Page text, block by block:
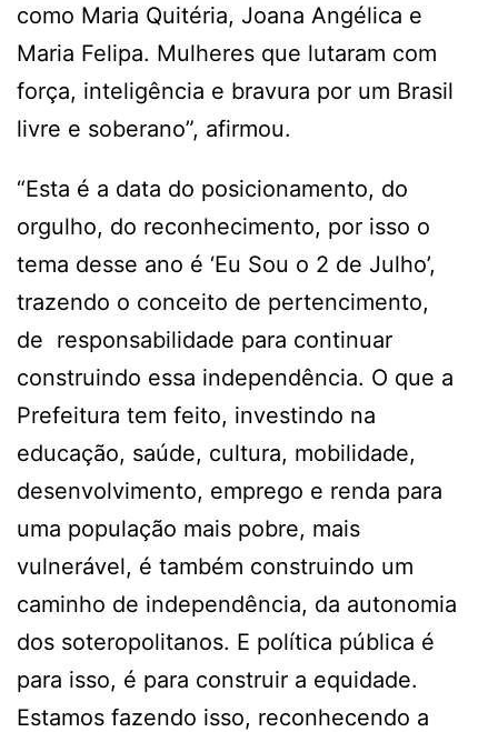
como Maria Quitéria, Joana Angélica e
Maria Felipa. Mulheres que lutaram com
força, inteligência e bravura por um Brasil
livre e soberano”, afirmou.
“Esta é a data do posicionamento, do
orgulho, do reconhecimento, por isso o
tema desse ano é ‘Eu Sou o 2 de Julho’,
trazendo o conceito de pertencimento,
de responsabilidade para continuar
construindo essa independência. O que a
Prefeitura tem feito, investindo na
educação, saúde, cultura, mobilidade,
desenvolvimento, emprego e renda para
uma população mais pobre, mais
vulnerável, é também construindo um
caminho de independência, da autonomia
dos soteropolitanos. E política pública é
para isso, é para construir a equidade.
Estamos fazendo isso, reconhecendo a